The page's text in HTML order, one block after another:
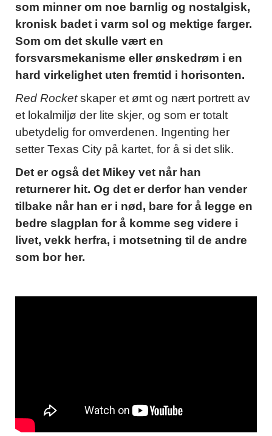
som minner om noe barnlig og nostalgisk,
kronisk badet i varm sol og mektige farger.
Som om det skulle vært en
forsvarsmekanisme eller ønskedrøm i en
hard virkelighet uten fremtid i horisonten.
Red Rocketskaper et ømt og nært portrett av
et lokalmiljø der lite skjer, og som er totalt
ubetydelig for omverdenen. Ingenting her
setter Texas City på kartet, for å si det slik.
Det er også det Mikey vet når han
returnerer hit. Og det er derfor han vender
tilbake når han er i nød, bare for å legge en
bedre slagplan for å komme seg videre i
livet, vekk herfra, i motsetning til de andre
som bor her.